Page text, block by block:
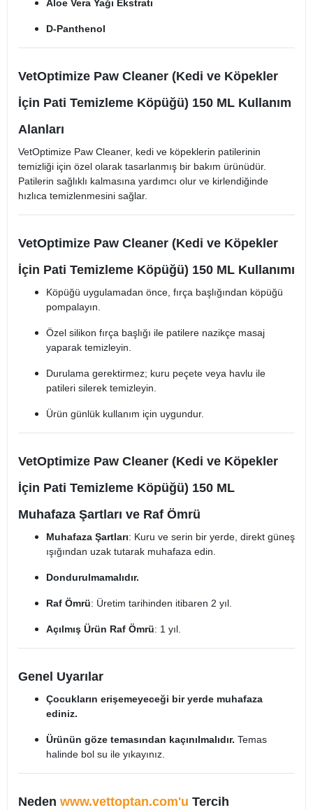
Aloe Vera Yağı Ekstratı
D-Panthenol
VetOptimize Paw Cleaner (Kedi ve Köpekler
İçin Pati Temizleme Köpüğü) 150 ML Kullanım
Alanları
VetOptimize Paw Cleaner, kedi ve köpeklerin patilerinin
temizliği için özel olarak tasarlanmış bir bakım ürünüdür.
Patilerin sağlıklı kalmasına yardımcı olur ve kirlendiğinde
hızlıca temizlenmesini sağlar.
VetOptimize Paw Cleaner (Kedi ve Köpekler
İçin Pati Temizleme Köpüğü) 150 ML Kullanımı
Köpüğü uygulamadan önce, fırça başlığından köpüğü
pompalayın.
Özel silikon fırça başlığı ile patilere nazikçe masaj
yaparak temizleyin.
Durulama gerektirmez; kuru peçete veya havlu ile
patileri silerek temizleyin.
Ürün günlük kullanım için uygundur.
VetOptimize Paw Cleaner (Kedi ve Köpekler
İçin Pati Temizleme Köpüğü) 150 ML
Muhafaza Şartları ve Raf Ömrü
Muhafaza Şartları: Kuru ve serin bir yerde, direkt güneş
ışığından uzak tutarak muhafaza edin.
Dondurulmamalıdır.
Raf Ömrü: Üretim tarihinden itibaren 2 yıl.
Açılmış Ürün Raf Ömrü: 1 yıl.
Genel Uyarılar
Çocukların erişemeyeceği bir yerde muhafaza
ediniz.
Ürünün göze temasından kaçınılmalıdır. Temas
halinde bol su ile yıkayınız.
Neden www.vettoptan.com'u Tercih